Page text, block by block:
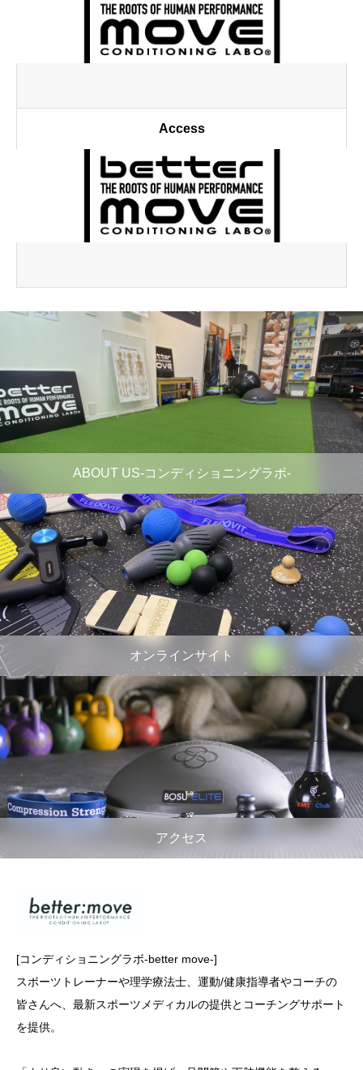
Access
ABOUT US-コンディショニングラボ-
オンラインサイト
アクセス
[コンディショニングラボ-better move-]
スポーツトレーナーや理学療法士、運動/健康指導者やコーチの
皆さんへ、最新スポーツメディカルの提供とコーチングサポート
を提供。